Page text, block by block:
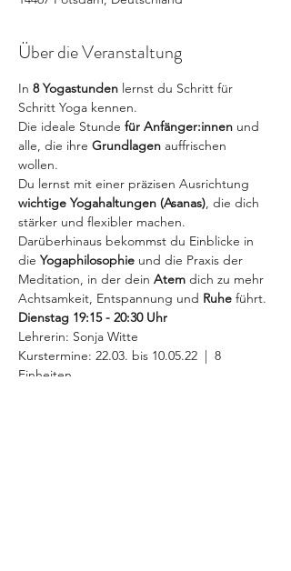
Über die Veranstaltung
In 8 Yogastunden lernst du Schritt für
Schritt Yoga kennen.
Die ideale Stunde für Anfänger:innen und
alle, die ihre Grundlagen auffrischen
wollen.
Du lernst mit einer präzisen Ausrichtung
wichtige Yogahaltungen (Asanas), die dich
stärker und flexibler machen.
Darüberhinaus bekommst du Einblicke in
die Yogaphilosophie und die Praxis der
Meditation, in der dein Atem dich zu mehr
Achtsamkeit, Entspannung und Ruhe führt.
Dienstag 19:15 - 20:30 Uhr
Lehrerin: Sonja Witte
Kurstermine: 22.03. bis 10.05.22  |  8
Einheiten